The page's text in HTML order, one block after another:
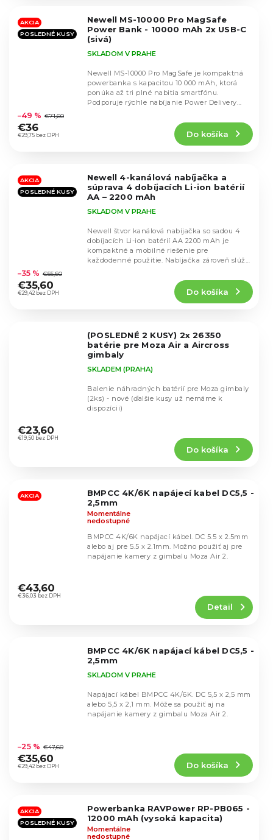
hviezdičiek.
AKCIA
POSLEDNÉ KUSY
Newell MS-10000 Pro MagSafe
Power Bank - 10000 mAh 2x USB-C
(sivá)
hodnotenie
produktu
je
hviezdičiek.
SKLADOM V PRAHE
€29,75 bez DPH
–49 % €71,60
€36
Do košíka
Newell MS-10000 Pro MagSafe je kompaktná
powerbanka s kapacitou 10 000 mAh, ktorá
ponúka až tri plné nabitia smartfónu.
Podporuje rýchle nabíjanie Power Delivery
AKCIA
POSLEDNÉ KUSY
Newell 4-kanálová nabíjačka a
súprava 4 dobíjacích Li-ion batérií
AA – 2200 mAh
hodnotenie
produktu
je
SKLADOM V PRAHE
€29,42 bez DPH
–35 % €55,60
€35,60
Do košíka
Newell štvor kanálová nabíjačka so sadou 4
dobíjacích Li-ion batérií AA 2200 mAh je
kompaktné a mobilné riešenie pre
každodenné použitie. Nabíjačka zároveň slúži
(POSLEDNÉ 2 KUSY) 2x 26350
batérie pre Moza Air a Aircross
gimbaly
hodnotenie
produktu
hviezdičiek.
SKLADEM (PRAHA)
€19,50 bez DPH
€23,60
Do košíka
Balenie náhradných batérií pre Moza gimbaly
(2ks) - nové (ďalšie kusy už nemáme k
dispozícii)
AKCIA
BMPCC 4K/6K napájecí kabel DC5,5 -
2,5mm
hodnotenie
produktu
Momentálne
nedostupné
€36,03 bez DPH
€43,60
Detail
BMPCC 4K/6K napájací kábel. DC 5.5 x 2.5mm
alebo aj pre 5.5 x 2.1mm. Možno použiť aj pre
napájanie kamery z gimbalu Moza Air 2.
BMPCC 4K/6K napájací kábel DC5,5 -
2,5mm
hodnotenie
produktu
je
hviezdičiek.
SKLADOM V PRAHE
€29,42 bez DPH
–25 % €47,60
€35,60
Do košíka
Napájací kábel BMPCC 4K/6K. DC 5,5 x 2,5 mm
alebo 5,5 x 2,1 mm. Môže sa použiť aj na
napájanie kamery z gimbalu Moza Air 2.
AKCIA
POSLEDNÉ KUSY
Powerbanka RAVPower RP-PB065 -
12000 mAh (vysoká kapacita)
Momentálne
nedostupné